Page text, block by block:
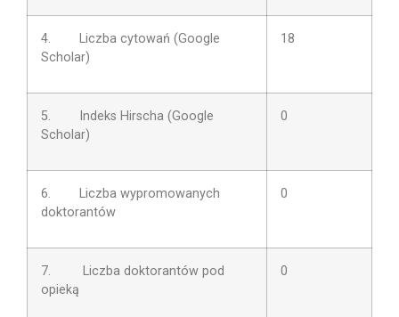
4. Liczba cytowań (Google
Scholar)
18
5. Indeks Hirscha (Google
Scholar)
0
6. Liczba wypromowanych
doktorantów
0
7. Liczba doktorantów pod
opieką
0